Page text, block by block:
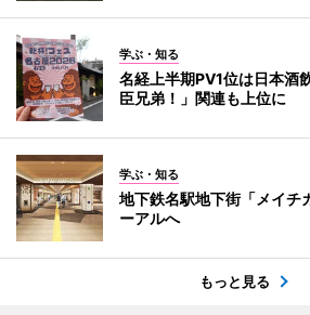
学ぶ・知る
名経上半期PV1位は日本
臣兄弟！」関連も上位に
学ぶ・知る
地下鉄名駅地下街「メイチ
ーアルへ
もっと見る